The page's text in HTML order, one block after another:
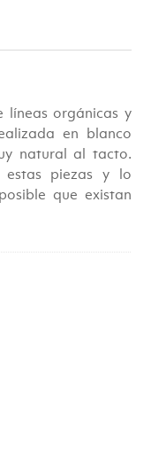
líneas orgánicas y
en blanco
natural al tacto.
piezas y lo
que existan